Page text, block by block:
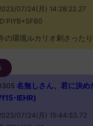
07/24(月) 14:28:22.27
の環境ルカリオ刺さった
名無しさん、君に決め
IEHR)
07/24(月) 15:44:53.72